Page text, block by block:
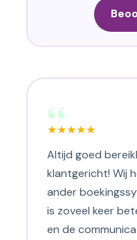
“
★★★★★
Altijd goed
klantgericht! Wij
ander
is zoveel keer
en de